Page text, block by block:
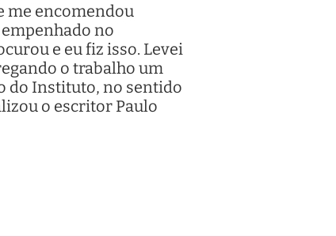
me encomendou
no
e eu fiz isso. Levei
o trabalho um
do Instituto, no sentido
o escritor Paulo